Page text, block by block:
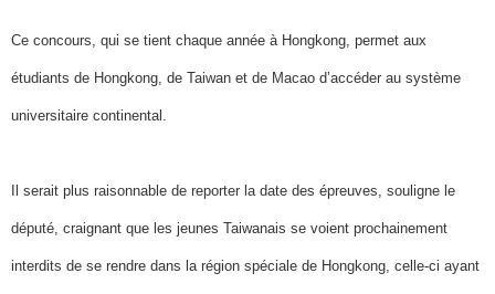
Ce concours, qui se tient chaque année à Hongkong, permet aux
étudiants de Hongkong, de Taiwan et de Macao d’accéder au système
universitaire continental.
Il serait plus raisonnable de reporter la date des épreuves, souligne le
député, craignant que les jeunes Taiwanais se voient prochainement
interdits de se rendre dans la région spéciale de Hongkong, celle-ci ayant